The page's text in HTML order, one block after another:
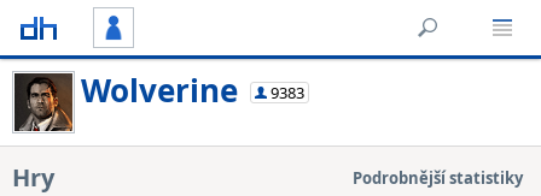
Wolverine 9383
Hry Podrobnější statistiky